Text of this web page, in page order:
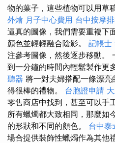
物的葉子，這些植物可以用草
外燴 月子中心費用 台中按摩
逼真的圖像，我們需要重複下
顏色並輕輕融合陰影。 記帳士
注參考圖像，然後逐步移動。
到一分鐘的時間內輕鬆製作更
聽器 將一對夫婦搭配一條漂
得很棒的禮物。 台胞證申請
零售商店中找到，甚至可以手
所有蠟燭都大致相同，那麼如
的形狀和不同的顏色。 台中泰
場合提供裝飾性蠟燭作為其他